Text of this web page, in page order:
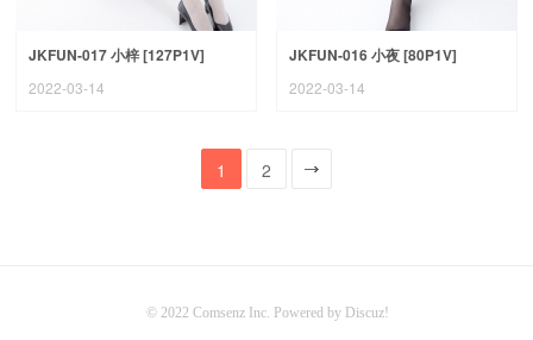
JKFUN-017 小梓 [127P1V]
2022-03-14
JKFUN-016 小夜 [80P1V]
2022-03-14
1
2
© 2022Comsenz Inc. Powered by Discuz!